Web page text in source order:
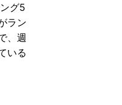
グ5
ラン
、週
いる